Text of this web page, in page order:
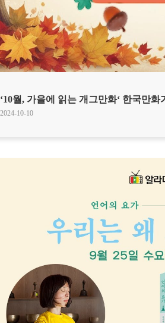
‘10월, 가을에 읽는 개그만화‘ 한국만
2024-10-10